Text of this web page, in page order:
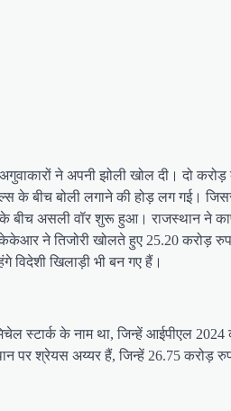
ने अपनी झोली खोल दी। दो
बीच बोली लगाने की होड़ लग गई।
बीच असली वॉर शुरू हुआ। राजस्थान ने
ने तिजोरी खोलते हुए 25.20 करोड़
खिलाड़ी भी बन गए हैं।
स्टार्क के नाम था, जिन्हें आईपीएल
पर श्रेयस अय्यर हैं, जिन्हें 26.75 करोड़